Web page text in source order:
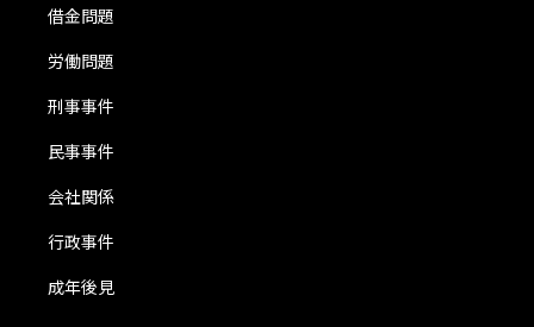
借金問題
労働問題
刑事事件
民事事件
会社関係
行政事件
成年後見